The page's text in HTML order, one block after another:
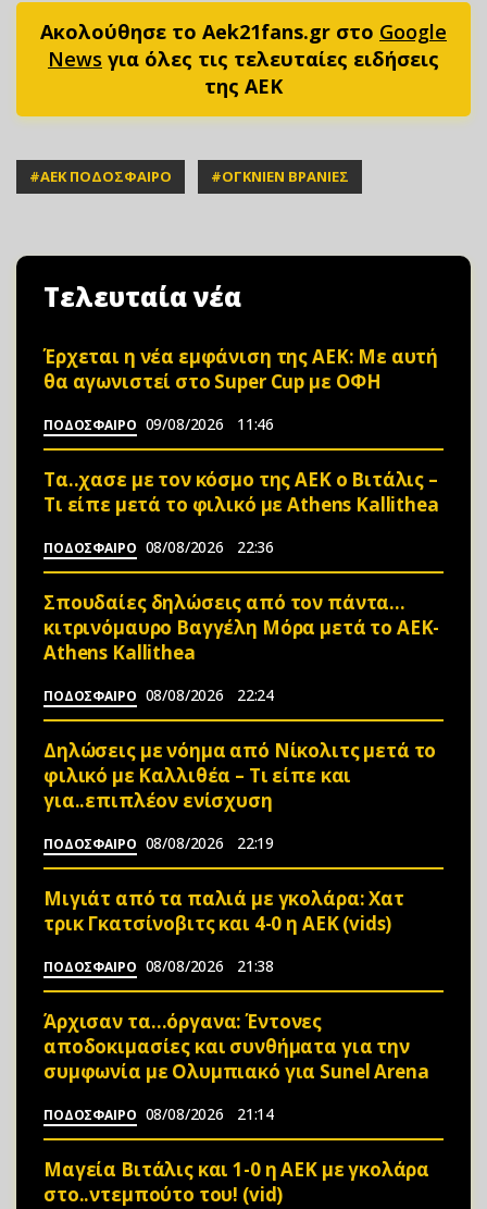
Ακολούθησε το Aek21fans.gr στο Google
News για όλες τις τελευταίες ειδήσεις
της ΑΕΚ
#ΑΕΚ ΠΟΔΟΣΦΑΙΡΟ #ΟΓΚΝΙΕΝ ΒΡΑΝΙΕΣ
Τελευταία νέα
Έρχεται η νέα εμφάνιση της ΑΕΚ: Με αυτή
θα αγωνιστεί στο Super Cup με ΟΦΗ
ΠΟΔΟΣΦΑΙΡΟ 09/08/2026 11:46
Τα..χασε με τον κόσμο της ΑΕΚ ο Βιτάλις –
Τι είπε μετά το φιλικό με Athens Kallithea
ΠΟΔΟΣΦΑΙΡΟ 08/08/2026 22:36
Σπουδαίες δηλώσεις από τον πάντα…
κιτρινόμαυρο Βαγγέλη Μόρα μετά το ΑΕΚ-
Athens Kallithea
ΠΟΔΟΣΦΑΙΡΟ 08/08/2026 22:24
Δηλώσεις με νόημα από Νίκολιτς μετά το
φιλικό με Καλλιθέα – Τι είπε και
για..επιπλέον ενίσχυση
ΠΟΔΟΣΦΑΙΡΟ 08/08/2026 22:19
Μιγιάτ από τα παλιά με γκολάρα: Χατ
τρικ Γκατσίνοβιτς και 4-0 η ΑΕΚ (vids)
ΠΟΔΟΣΦΑΙΡΟ 08/08/2026 21:38
Άρχισαν τα…όργανα: Έντονες
αποδοκιμασίες και συνθήματα για την
συμφωνία με Ολυμπιακό για Sunel Arena
ΠΟΔΟΣΦΑΙΡΟ 08/08/2026 21:14
Μαγεία Βιτάλις και 1-0 η ΑΕΚ με γκολάρα
στο..ντεμπούτο του! (vid)